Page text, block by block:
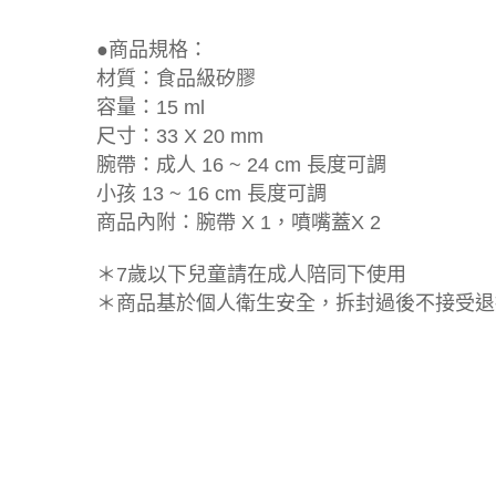
●商品規格：
材質：食品級矽膠
容量：15 ml
尺寸：33 X 20 mm
腕帶：成人 16 ~ 24 cm 長度可調
小孩 13 ~ 16 cm 長度可調
商品內附：腕帶 X 1，噴嘴蓋X 2
＊7歲以下兒童請在成人陪同下使用
＊商品基於個人衛生安全，拆封過後不接受